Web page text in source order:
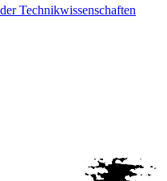
Technikwissenschaften